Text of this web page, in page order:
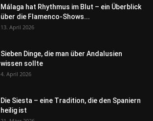
Málaga hat Rhythmus im Blut – ein Überblick
über die Flamenco-Shows...
13. April 2026
Sieben Dinge, die man über Andalusien
wissen sollte
4. April 2026
Die Siesta – eine Tradition, die den Spaniern
heilig ist